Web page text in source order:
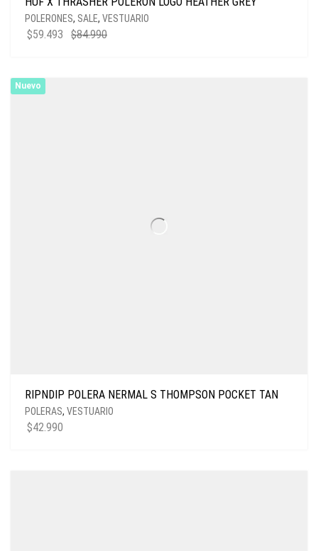
POLERONES, SALE, VESTUARIO
$84.990
$59.493
Nuevo
RIPNDIP POLERA NERMAL S THOMPSON POCKET TAN
POLERAS, VESTUARIO
$42.990